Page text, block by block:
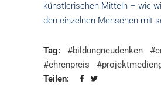
künstlerischen Mitteln – wie
den einzelnen Menschen mit
Tag: #bildungneudenken
#ehrenpreis
Teilen: